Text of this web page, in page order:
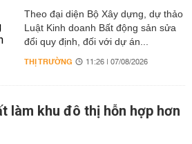
Theo đại diện Bộ Xây dựng, dự thảo
Luật Kinh doanh Bất động sản sửa
đổi quy định, đối với dự án...
THỊ TRƯỜNG 11:26 | 07/08/2026
làm khu đô thị hỗn hợp hơn